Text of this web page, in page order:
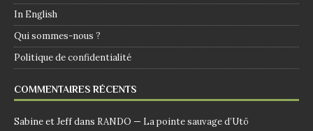
In English
Qui sommes-nous ?
Politique de confidentialité
COMMENTAIRES RÉCENTS
Sabine et Jeffdans RANDO — La pointe sauvage d’Utö